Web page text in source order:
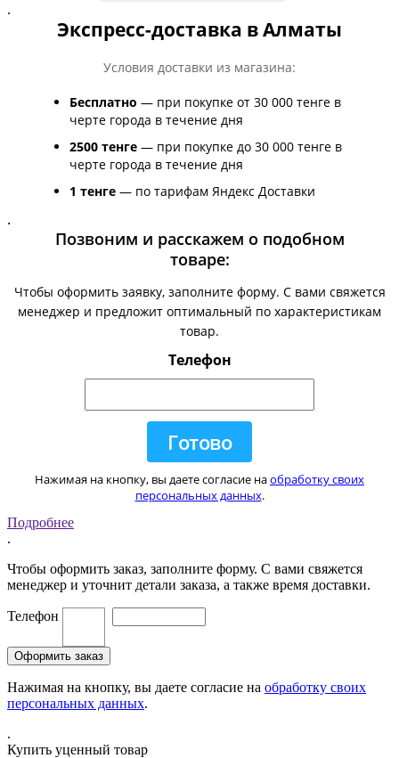
.
Экспресс-доставка в Алматы
Условия доставки из магазина:
Бесплатно — при покупке от 30 000 тенге в
черте города в течение дня
2500 тенге — при покупке до 30 000 тенге в
черте города в течение дня
1 тенге — по тарифам Яндекс Доставки
.
Позвоним и расскажем о подобном
товаре:
Чтобы оформить заявку, заполните форму. С вами свяжется
менеджер и предложит оптимальный по характеристикам
товар.
Телефон
Нажимая на кнопку, вы даете согласие наобработку своих
персональных данных.
Подробнее
.
Чтобы оформить заказ, заполните форму. С вами свяжется
менеджер и уточнит детали заказа, а также время доставки.
Телефон
Нажимая на кнопку, вы даете согласие на обработку своих
персональных данных.
.
Купить уценный товар